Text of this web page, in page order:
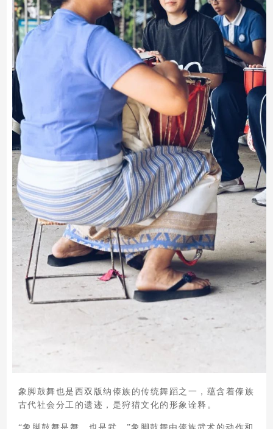
象脚鼓舞也是西双版纳傣族的传统舞蹈之一，蕴含着傣族
古代社会分工的遗迹，是狩猎文化的形象诠释。